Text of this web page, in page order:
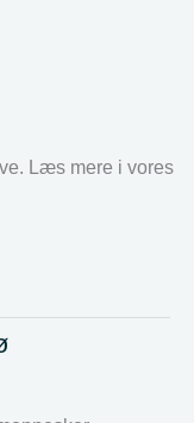
Læs mere i vores